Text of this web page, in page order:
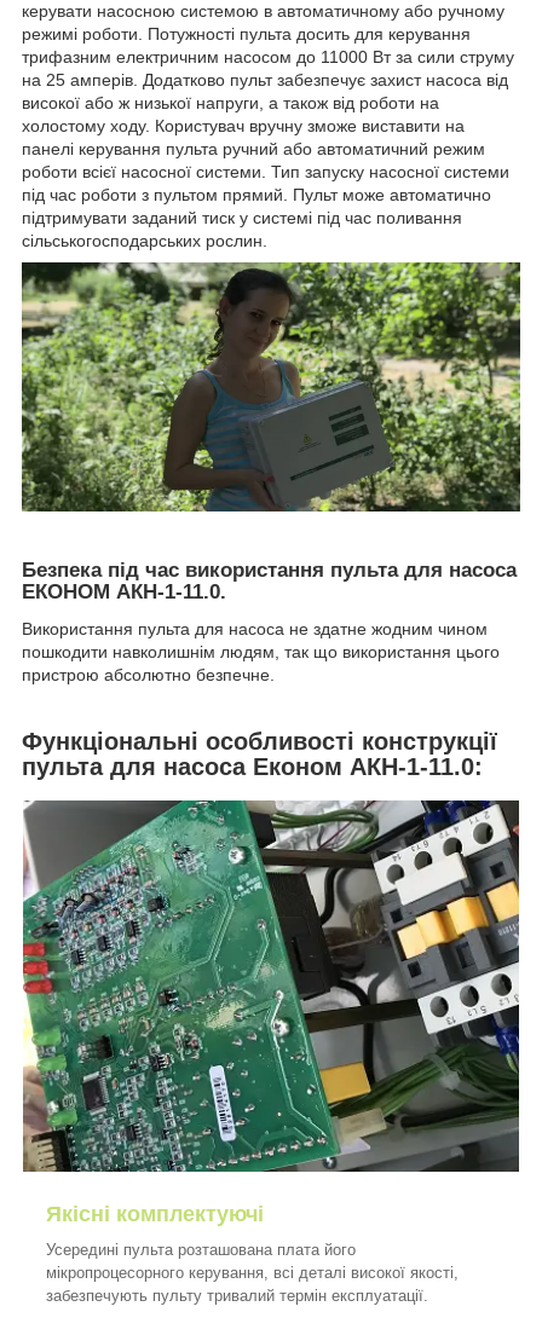
керувати насосною системою в автоматичному або ручному
режимі роботи. Потужності пульта досить для керування
трифазним електричним насосом до 11000 Вт за сили струму
на 25 амперів. Додатково пульт забезпечує захист насоса від
високої або ж низької напруги, а також від роботи на
холостому ходу. Користувач вручну зможе виставити на
панелі керування пульта ручний або автоматичний режим
роботи всієї насосної системи. Тип запуску насосної системи
під час роботи з пультом прямий. Пульт може автоматично
підтримувати заданий тиск у системі під час поливання
сільськогосподарських рослин.
Безпека під час використання пульта для насоса
ЕКОНОМ АКН-1-11.0.
Використання пульта для насоса не здатне жодним чином
пошкодити навколишнім людям, так що використання цього
пристрою абсолютно безпечне.
Функціональні особливості конструкції
пульта для насоса Економ АКН-1-11.0:
Якісні комплектуючі
Усередині пульта розташована плата його
мікропроцесорного керування, всі деталі високої якості,
забезпечують пульту тривалий термін експлуатації.